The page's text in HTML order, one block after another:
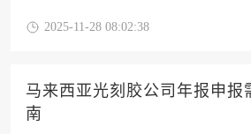
公司年报申报时，需要准备的各
面，旨在为企业主及高管提供一
有操作性的指南，助您高效完成
序，确保企业在当地市场的稳健运
2025-11-28 08:02:38
马来西亚光刻胶公司年报申报
南